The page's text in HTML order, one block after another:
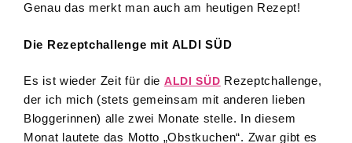
Genau das merkt man auch am heutigen Rezept!
Die Rezeptchallenge mit ALDI SÜD
Es ist wieder Zeit für die ALDI SÜD Rezeptchallenge,
der ich mich (stets gemeinsam mit anderen lieben
Bloggerinnen) alle zwei Monate stelle. In diesem
Monat lautete das Motto „Obstkuchen“. Zwar gibt es